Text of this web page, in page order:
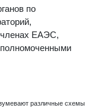
по
членах ЕАЭС,
различные схемы